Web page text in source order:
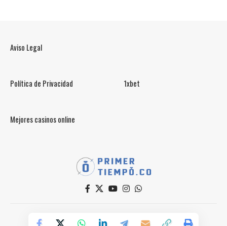
Aviso Legal
Política de Privacidad 1xbet
Mejores casinos online